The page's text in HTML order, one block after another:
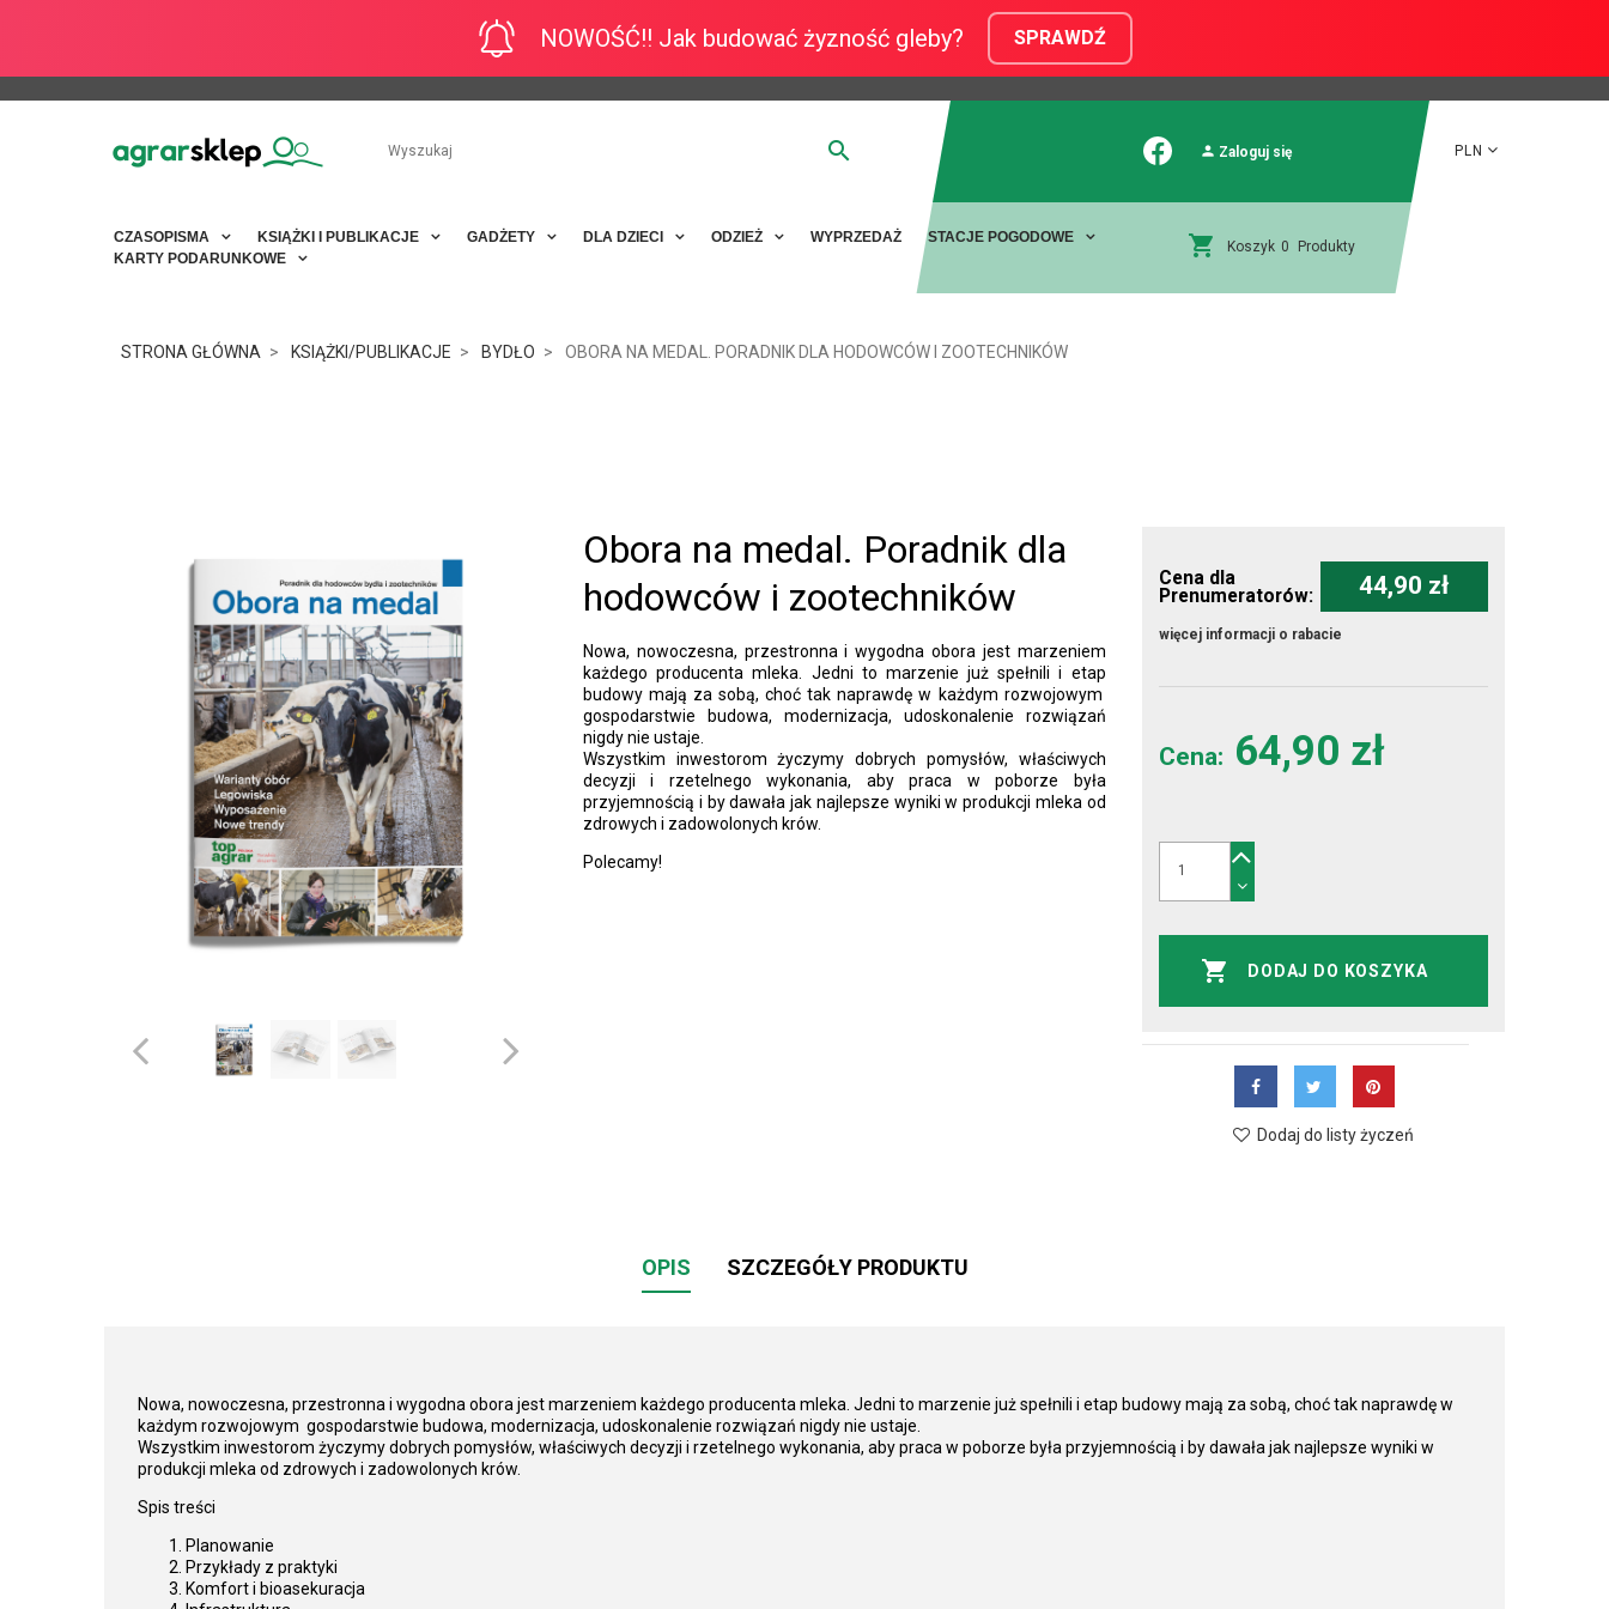
NOWOŚĆ!! Jak budować żyzność gleby? SPRAWDŹ
Zaloguj się PLN
CZASOPISMA KSIĄŻKI I PUBLIKACJE GADŻETY DLA DZIECI ODZIEŻ WYPRZEDAŻ
STACJE POGODOWE
KARTY PODARUNKOWE
Koszyk 0 Produkty
STRONA GŁÓWNA KSIĄŻKI/PUBLIKACJE BYDŁO OBORA NA MEDAL. PORADNIK DLA HODOWCÓW I ZOOTECHNIKÓW
Obora na medal. Poradnik dla
hodowców i zootechników
Nowa, nowoczesna, przestronna i wygodna obora jest marzeniem
każdego producenta mleka. Jedni to marzenie już spełnili i etap
budowy mają za sobą, choć tak naprawdę w każdym rozwojowym
gospodarstwie budowa, modernizacja, udoskonalenie rozwiązań
nigdy nie ustaje.
Wszystkim inwestorom życzymy dobrych pomysłów, właściwych
decyzji i rzetelnego wykonania, aby praca w poborze była
przyjemnością i by dawała jak najlepsze wyniki w produkcji mleka od
zdrowych i zadowolonych krów.
Polecamy!
Cena dla
Prenumeratorów: 44,90 zł
więcej informacji o rabacie
Cena: 64,90 zł
DODAJ DO KOSZYKA
Dodaj do listy życzeń
OPIS SZCZEGÓŁY PRODUKTU
Nowa, nowoczesna, przestronna i wygodna obora jest marzeniem każdego producenta mleka. Jedni to marzenie już spełnili i etap budowy mają za sobą, choć tak naprawdę w
każdym rozwojowym gospodarstwie budowa, modernizacja, udoskonalenie rozwiązań nigdy nie ustaje.
Wszystkim inwestorom życzymy dobrych pomysłów, właściwych decyzji i rzetelnego wykonania, aby praca w poborze była przyjemnością i by dawała jak najlepsze wyniki w
produkcji mleka od zdrowych i zadowolonych krów.
Spis treści
Planowanie
Przykłady z praktyki
Komfort i bioasekuracja